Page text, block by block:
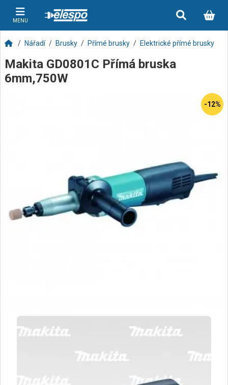
MENU
Nářadí Brusky Přímé brusky Elektrické přímé brusky
Makita GD0801C Přímá bruska
6mm,750W
-12%